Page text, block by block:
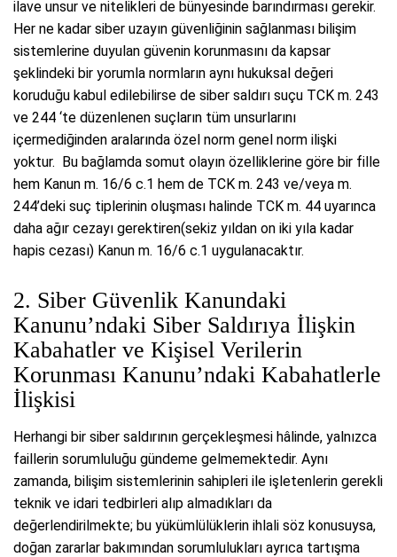
ilave unsur ve nitelikleri de bünyesinde barındırması gerekir.
Her ne kadar siber uzayın güvenliğinin sağlanması bilişim
sistemlerine duyulan güvenin korunmasını da kapsar
şeklindeki bir yorumla normların aynı hukuksal değeri
koruduğu kabul edilebilirse de siber saldırı suçu TCK m. 243
ve 244 ‘te düzenlenen suçların tüm unsurlarını
içermediğinden aralarında özel norm genel norm ilişki
yoktur. Bu bağlamda somut olayın özelliklerine göre bir fille
hem Kanun m. 16/6 c.1 hem de TCK m. 243 ve/veya m.
244’deki suç tiplerinin oluşması halinde TCK m. 44 uyarınca
daha ağır cezayı gerektiren(sekiz yıldan on iki yıla kadar
hapis cezası) Kanun m. 16/6 c.1 uygulanacaktır.
2. Siber Güvenlik Kanundaki
Kanunu’ndaki Siber Saldırıya İlişkin
Kabahatler ve Kişisel Verilerin
Korunması Kanunu’ndaki Kabahatlerle
İlişkisi
Herhangi bir siber saldırının gerçekleşmesi hâlinde, yalnızca
faillerin sorumluluğu gündeme gelmemektedir. Aynı
zamanda, bilişim sistemlerinin sahipleri ile işletenlerin gerekli
teknik ve idari tedbirleri alıp almadıkları da
değerlendirilmekte; bu yükümlülüklerin ihlali söz konusuysa,
doğan zararlar bakımından sorumlulukları ayrıca tartışma